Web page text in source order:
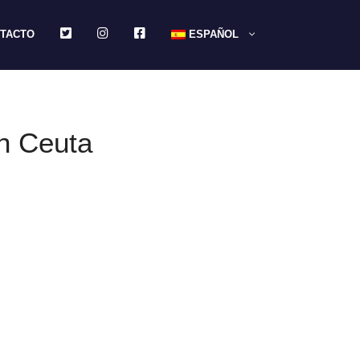
TWITTERINSTAGRAMFACEBOOKESPAÑOL
Ceuta